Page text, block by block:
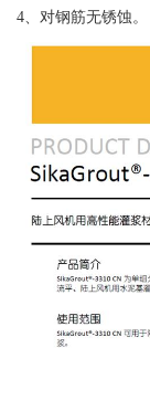
4、对钢筋无锈蚀。